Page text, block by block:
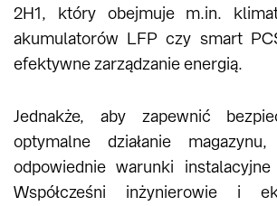
2H1, który obejmuje m.in.
akumulatorów LFP czy smart
efektywne zarządzanie energią.
Jednakże, aby zapewnić
optymalne działanie
odpowiednie warunki
Współcześni inżynierowie i